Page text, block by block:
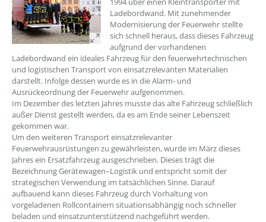
Ladebordwand. Mit zunehmender
Modernisierung der Feuerwehr stellte
sich schnell heraus, dass dieses Fahrzeug
aufgrund der vorhandenen
Ladebordwand ein ideales Fahrzeug für den feuerwehrtechnischen
und logistischen Transport von einsatzrelevanten Materialien
darstellt. Infolge dessen wurde es in die Alarm- und
Ausrückeordnung der Feuerwehr aufgenommen.
Im Dezember des letzten Jahres musste das alte Fahrzeug schließlich
außer Dienst gestellt werden, da es am Ende seiner Lebenszeit
gekommen war.
Um den weiteren Transport einsatzrelevanter
Feuerwehrausrüstungen zu gewährleisten, wurde im März dieses
Jahres ein Ersatzfahrzeug ausgeschrieben. Dieses trägt die
Bezeichnung Gerätewagen–Logistik und entspricht somit der
strategischen Verwendung im tatsächlichen Sinne. Darauf
aufbauend kann dieses Fahrzeug durch Vorhaltung von
vorgeladenen Rollcontainern situationsabhängig noch schneller
beladen und einsatzunterstützend nachgeführt werden.